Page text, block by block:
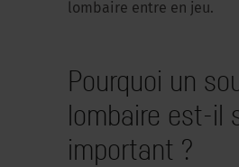
lombaire entre en jeu.
Pourquoi un
lombaire est-il
important ?